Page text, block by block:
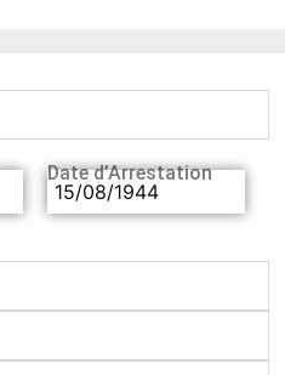
Date d’Arrestation
15/08/1944